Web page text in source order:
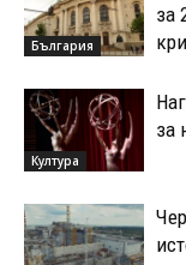
България
за
Култура
за